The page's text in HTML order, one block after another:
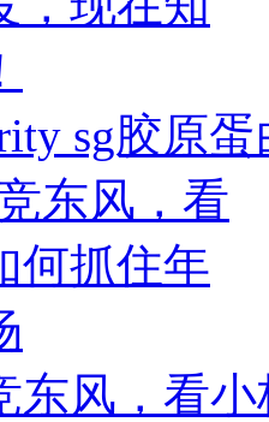
sg胶原
东风，看